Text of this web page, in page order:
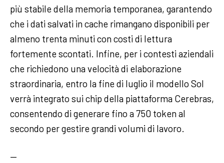
più stabile della memoria temporanea, garantendo
che i dati salvati in cache rimangano disponibili per
almeno trenta minuti con costi di lettura
fortemente scontati. Infine, per i contesti aziendali
che richiedono una velocità di elaborazione
straordinaria, entro la fine di luglio il modello Sol
verrà integrato sui chip della piattaforma Cerebras,
consentendo di generare fino a 750 token al
secondo per gestire grandi volumi di lavoro.
—